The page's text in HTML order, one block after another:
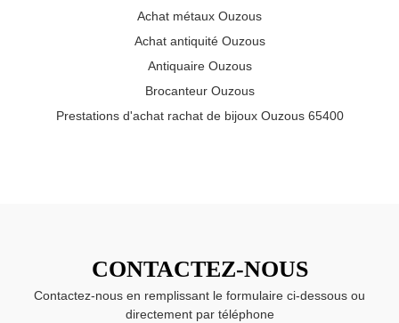
Achat métaux Ouzous
Achat antiquité Ouzous
Antiquaire Ouzous
Brocanteur Ouzous
Prestations d'achat rachat de bijoux Ouzous 65400
CONTACTEZ-NOUS
Contactez-nous en remplissant le formulaire ci-dessous ou
directement par téléphone